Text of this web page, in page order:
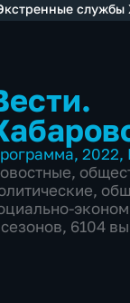
, 2022,
,
,
6104